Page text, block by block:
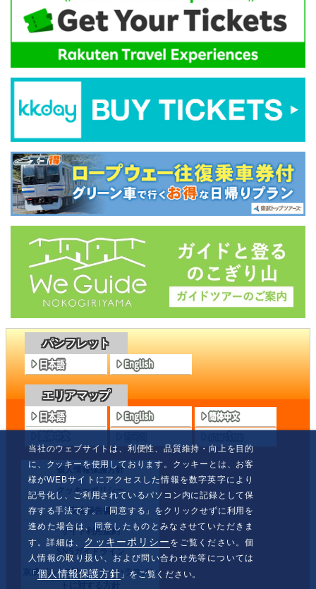
パンフレット
エリアマップ
個人情報保護方針
クッキーポリシー
安全報告書
サイト利用規約
SNSガイドライン
京成グループカスタマーハラスメン
当社のウェブサイトは、利便性、品質維持・向上を目的
に、クッキーを使用しております。クッキーとは、お客
様がWEBサイトにアクセスした情報を数字英字により
記号化し、ご利用されているパソコン内に記録として保
存する手法です。「同意する」をクリックせずに利用を
進めた場合は、同意したものとみなさせていただきま
す。詳細は、 クッキーポリシー をご覧ください。個
人情報の取り扱い、および問い合わせ先等については
「 個人情報保護方針 」をご覧ください。